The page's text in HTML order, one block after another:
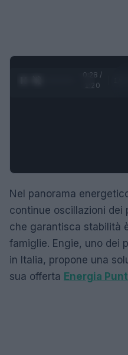
0:28 /
1:20
Nel panorama
continue oscillazioni dei
che garantisca stabilità
famiglie. Engie, uno dei
in Italia, propone una
sua offerta Energia